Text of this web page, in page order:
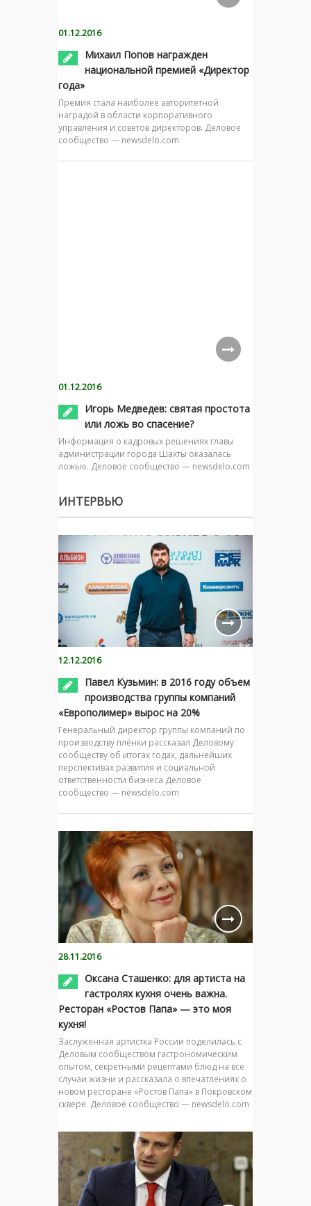
01.12.2016
Михаил Попов награжден
национальной премией «Директор
года»
Премия стала наиболее авторитетной
наградой в области корпоративного
управления и советов директоров. Деловое
сообщество — newsdelo.com
01.12.2016
Игорь Медведев: святая простота
или ложь во спасение?
Информация о кадровых решениях главы
администрации города Шахты оказалась
ложью. Деловое сообщество — newsdelo.com
ИНТЕРВЬЮ
12.12.2016
Павел Кузьмин: в 2016 году объем
производства группы компаний
«Европолимер» вырос на 20%
Генеральный директор группы компаний по
производству плёнки рассказал Деловому
сообществу об итогах годах, дальнейших
перспективах развития и социальной
ответственности бизнеса Деловое
сообщество — newsdelo.com
28.11.2016
Оксана Сташенко: для артиста на
гастролях кухня очень важна.
Ресторан «Ростов Папа» — это моя
кухня!
Заслуженная артистка России поделилась с
Деловым сообществом гастрономическим
опытом, секретными рецептами блюд на все
случаи жизни и рассказала о впечатлениях о
новом ресторане «Ростов Папа» в Покровском
сквере. Деловое сообщество — newsdelo.com